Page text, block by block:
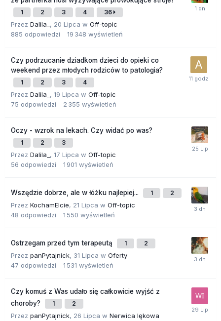
1 2 3 4 36
Przez Dalila_ , 20 Lipca w Off-topic
885 odpowiedzi 19 348 wyświetleń
Czy podrzucanie dziadkom dzieci do opieki co
weekend przez młodych rodziców to patologia?
1 2 3 4
Przez Dalila_ , 19 Lipca w Off-topic
75 odpowiedzi 2 355 wyświetleń
Oczy - wzrok na lekach. Czy widać po was?
1 2 3
Przez Dalila_ , 17 Lipca w Off-topic
56 odpowiedzi 1 901 wyświetleń
Wszędzie dobrze, ale w łóżku najlepiej... 1 2
Przez KochamElcie, 21 Lipca w Off-topic
48 odpowiedzi 1 550 wyświetleń
Ostrzegam przed tym terapeutą 1 2
Przez panPytajnick, 31 Lipca w Oferty
47 odpowiedzi 1 531 wyświetleń
Czy komuś z Was udało się całkowicie wyjść z
choroby?
1 2
Przez panPytajnick, 26 Lipca w Nerwica lękowa